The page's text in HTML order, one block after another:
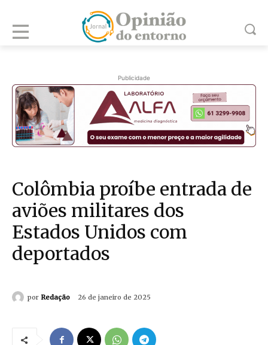
Publicidade
Colômbia proíbe entrada de
aviões militares dos
Estados Unidos com
deportados
por Redação 26 de janeiro de 2025